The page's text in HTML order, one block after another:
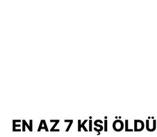
EN AZ 7 KIŞI ÖLDÜ